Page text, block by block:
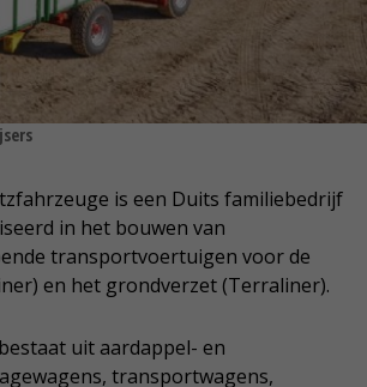
is een Duits familiebedrijf
in het bouwen van
transportvoertuigen voor de
en het grondverzet (Terraliner).
uit aardappel- en
transportwagens,